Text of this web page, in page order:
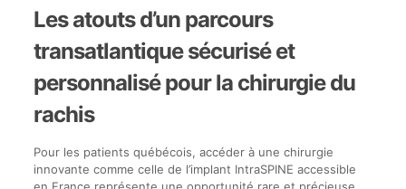
Les atouts d’un parcours
transatlantique sécurisé et
personnalisé pour la chirurgie du
rachis
Pour les patients québécois, accéder à une chirurgie
innovante comme celle de l’implant IntraSPINE accessible